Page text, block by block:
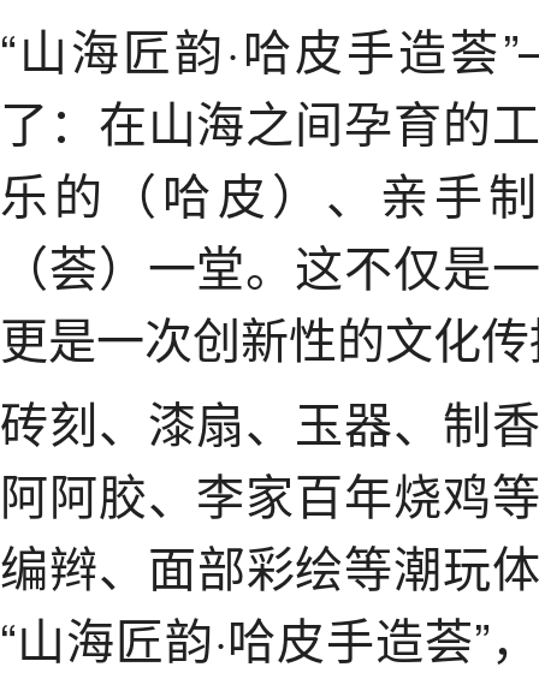
“山海匠韵·哈皮手造
了：在山海之间孕育的
乐的（哈皮）、亲手
（荟）一堂。这不仅是
更是一次创新性的文化
砖刻、漆扇、玉器、制
阿阿胶、李家百年烧鸡
编辫、面部彩绘等潮玩
“山海匠韵·哈皮手造荟”